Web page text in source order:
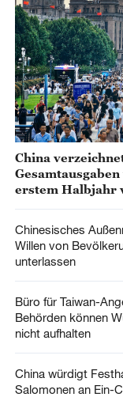
China
erstem Halbjahr
Chinesisches
Willen von
unterlassen
Büro für Taiwan-
Behörden können
nicht aufhalten
China würdigt
Salomonen an Ein-